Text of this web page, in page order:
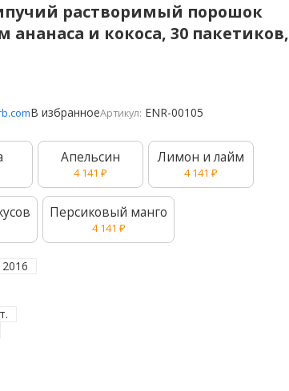
растворимый порошок
ананаса и кокоса, 30 пакетиков,
В избранноеАртикул: ENR-00105
Апельсин
4 141 ₽
Лимон и лайм
4 141 ₽
Персиковый манго
4 141 ₽